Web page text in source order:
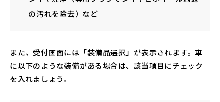
の汚れを除去）など
また、受付画面には「装備品選択」が表示されます。車
に以下のような装備がある場合は、該当項目にチェック
を入れましょう。